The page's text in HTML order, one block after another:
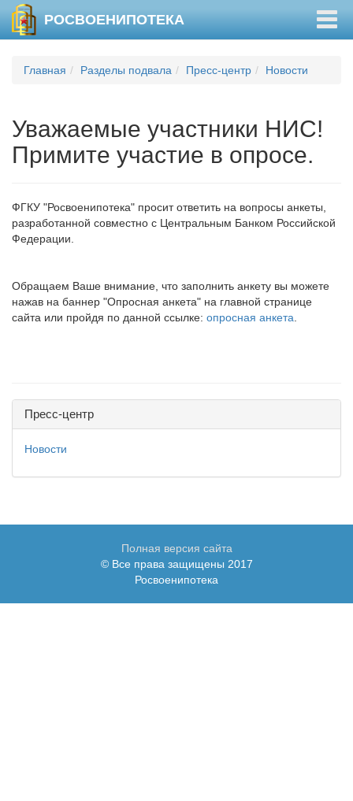
РОСВОЕНИПОТЕКА
Главная Разделы подвала Пресс-центр Новости
Уважаемые участники НИС!
Примите участие в опросе.
ФГКУ "Росвоенипотека" просит ответить на вопросы анкеты,
разработанной совместно с Центральным Банком Российской
Федерации.
Обращаем Ваше внимание, что заполнить анкету вы можете
нажав на баннер "Опросная анкета" на главной странице
сайта или пройдя по данной ссылке: опросная анкета
Пресс-центр
Новости
Полная версия сайта
© Все права защищены 2017
Росвоенипотека